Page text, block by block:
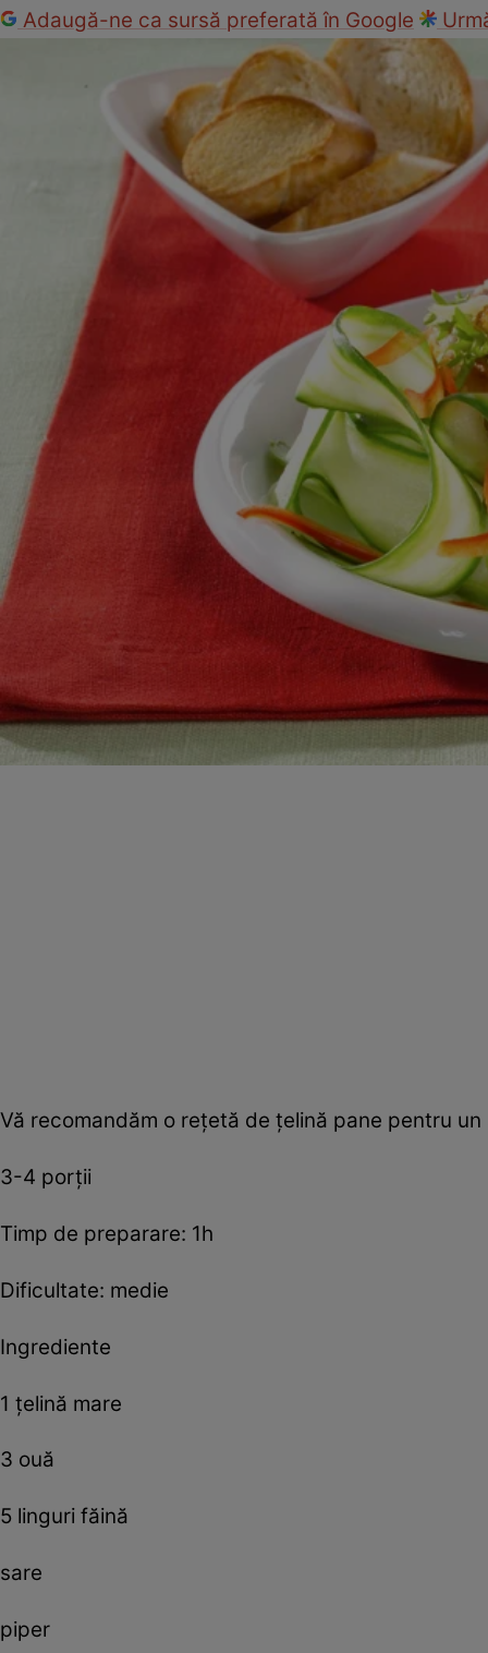
Adaugă-ne ca sursă preferată în Google
Vă recomandăm o reţetă de ţelină pane pentru
3-4 porţii
Timp de preparare: 1h
Dificultate: medie
Ingrediente
1 ţelină mare
3 ouă
5 linguri făină
sare
piper